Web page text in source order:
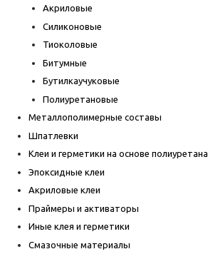
Акриловые
Силиконовые
Тиоколовые
Битумные
Бутилкаучуковые
Полиуретановые
Металлополимерные составы
Шпатлевки
Клеи и герметики на основе полиуретана
Эпоксидные клеи
Акриловые клеи
Праймеры и активаторы
Иные клея и герметики
Смазочные материалы